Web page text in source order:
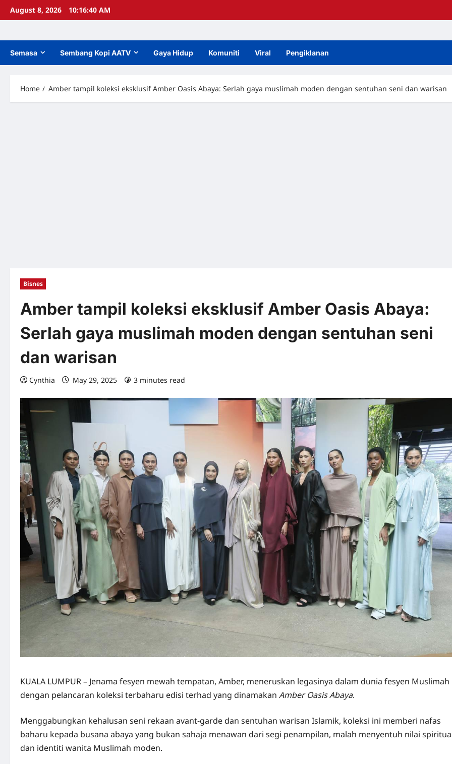
SkipAugust 8, 2026 10:16:42 AM
Semasa Sembang Kopi AATV Gaya Hidup Komuniti Viral Pengiklanan
Home Amber tampil koleksi eksklusif Amber Oasis Abaya: Serlah gaya muslimah moden dengan sentuhan seni dan warisan
Bisnes
Amber tampil koleksi eksklusif Amber Oasis Abaya:
Serlah gaya muslimah moden dengan sentuhan seni
dan warisan
Cynthia May 29, 2025 3 minutes read
KUALA LUMPUR – Jenama fesyen mewah tempatan, Amber, meneruskan legasinya dalam dunia fesyen Muslimah
dengan pelancaran koleksi terbaharu edisi terhad yang dinamakan Amber Oasis Abaya.
Menggabungkan kehalusan seni rekaan avant-garde dan sentuhan warisan Islamik, koleksi ini memberi nafas
baharu kepada busana abaya yang bukan sahaja menawan dari segi penampilan, malah menyentuh nilai
dan identiti wanita Muslimah moden.